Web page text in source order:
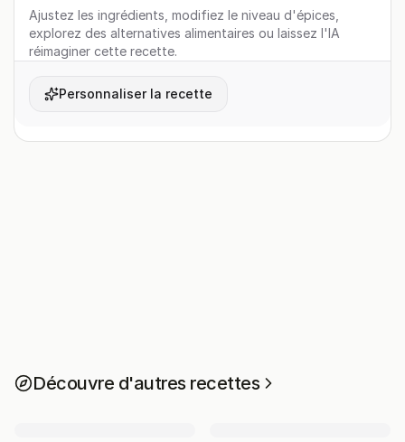
Ajustez les ingrédients, modifiez le niveau d'épices,
explorez des alternatives alimentaires ou laissez l'IA
réimaginer cette recette.
Personnaliser la recette
Découvre d'autres recettes